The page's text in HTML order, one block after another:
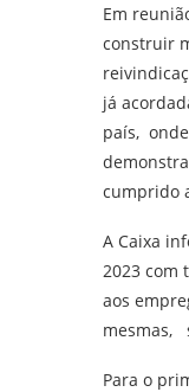
Em
construir
já
país,
cumprido
A Caixa
2023 com
aos
mesmas,
Para o